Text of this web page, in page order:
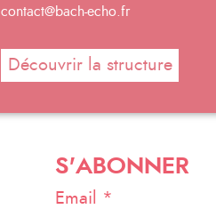
contact@bach-echo.fr
Découvrir la structure
S'ABONNER
Email *